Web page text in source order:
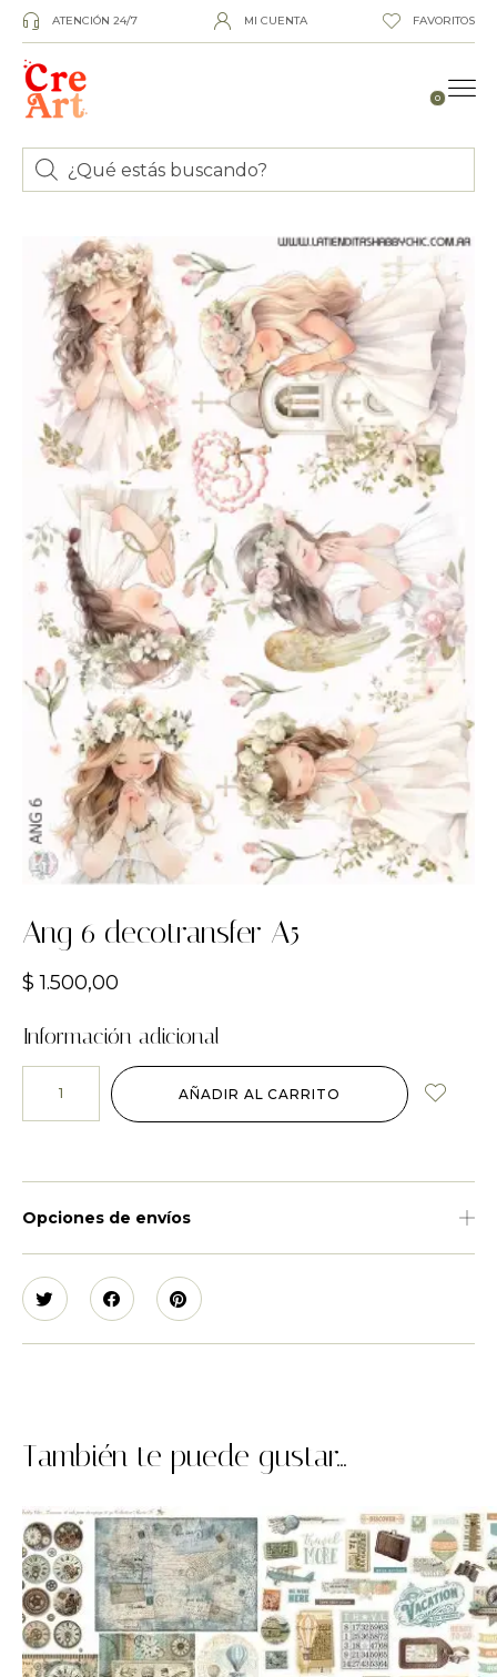
ATENCIÓN 24/7 MI CUENTA FAVORITOS
0
Ang 6 decotransfer A5
$ 1.500,00
Información adicional
AÑADIR AL CARRITO
Opciones de envíos
También te puede gustar...